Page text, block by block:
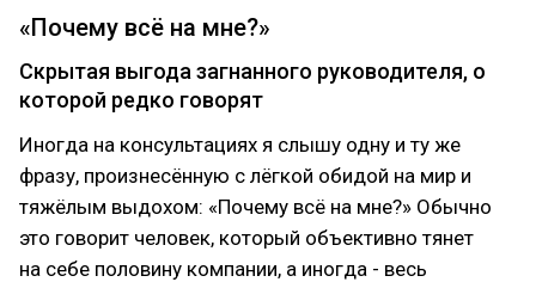
«Почему всё на мне?»
Скрытая выгода загнанного руководителя, о
которой редко говорят
Иногда на консультациях я слышу одну и ту же
фразу, произнесённую с лёгкой обидой на мир и
тяжёлым выдохом: «Почему всё на мне?» Обычно
это говорит человек, который объективно тянет
на себе половину компании, а иногда - весь